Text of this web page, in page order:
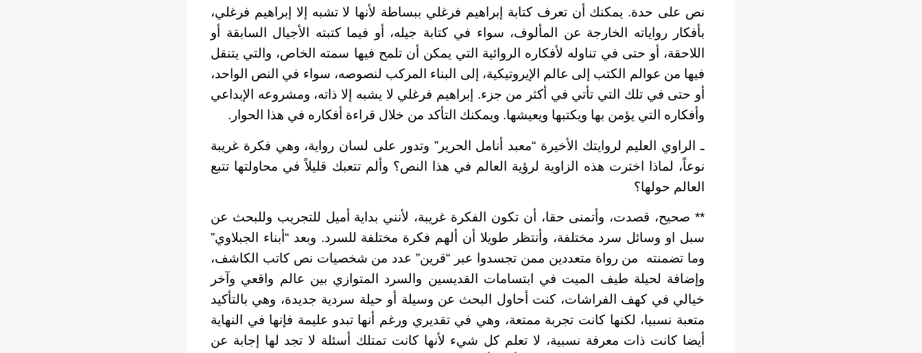
نص على حدة. يمكنك أن تعرف كتابة إبراهيم فرغلي ببساطة لأنها لا تشبه إلا إبراهيم فرغلي،
بأفكار رواياته الخارجة عن المألوف، سواء في كتابة جيله، أو فيما كتبته الأجيال السابقة أو
اللاحقة، أو حتى في تناوله لأفكاره الروائية التي يمكن أن تلمح فيها سمته الخاص، والتي يتنقل
فيها من عوالم الكتب إلى عالم الإيروتيكية، إلى البناء المركب لنصوصه، سواء في النص الواحد،
أو حتى في تلك التي تأتي في أكثر من جزء. إبراهيم فرغلي لا يشبه إلا ذاته، ومشروعه الإبداعي
وأفكاره التي يؤمن بها ويكتبها ويعيشها. ويمكنك التأكد من خلال قراءة أفكاره في هذا الحوار.
ـ الراوي العليم لروايتك الأخيرة “معبد أنامل الحرير” وتدور على لسان رواية، وهي فكرة غريبة
نوعاً، لماذا اخترت هذه الزاوية لرؤية العالم في هذا النص؟ وألم تتعبك قليلاً في محاولتها تتبع
العالم حولها؟
** صحيح، قصدت، وأتمنى حقا، أن تكون الفكرة غريبة، لأنني بداية أميل للتجريب وللبحث عن
سبل او وسائل سرد مختلفة، وأنتظر طويلا أن ألهم فكرة مختلفة للسرد. وبعد “أبناء الجبلاوي”
وما تضمنته من رواة متعددين ممن تجسدوا عبر “قرين” عدد من شخصيات نص كاتب الكاشف،
وإضافة لحيلة طيف الميت في ابتسامات القديسين والسرد المتوازي بين عالم واقعي وآخر
خيالي في كهف الفراشات، كنت أحاول البحث عن وسيلة أو حيلة سردية جديدة، وهي بالتأكيد
متعبة نسبيا، لكنها كانت تجربة ممتعة، وهي في تقديري ورغم أنها تبدو عليمة فإنها في النهاية
أيضا كانت ذات معرفة نسبية، لا تعلم كل شيء لأنها كانت تمتلك أسئلة لا تجد لها إجابة عن